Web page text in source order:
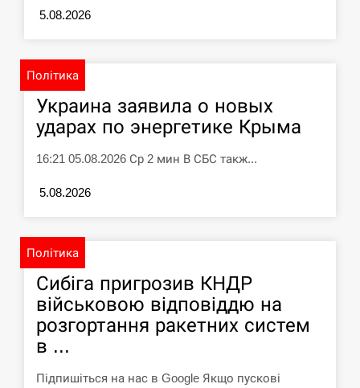
5.08.2026
Політика
Украина заявила о новых
ударах по энергетике Крыма
16:21 05.08.2026 Ср 2 мин В СБС такж...
5.08.2026
Політика
Сибіга пригрозив КНДР
військовою відповіддю на
розгортання ракетних систем
в ...
Підпишіться на нас в Google Якщо пускові